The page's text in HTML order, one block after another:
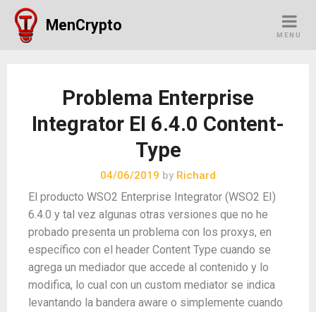
Skip
content
MenCrypto
MENU
Problema Enterprise
Integrator EI 6.4.0 Content-
Type
04/06/2019 by Richard
El producto WSO2 Enterprise Integrator (WSO2 EI)
6.4.0 y tal vez algunas otras versiones que no he
probado presenta un problema con los proxys, en
específico con el header Content Type cuando se
agrega un mediador que accede al contenido y lo
modifica, lo cual con un custom mediator se indica
levantando la bandera aware o simplemente cuando